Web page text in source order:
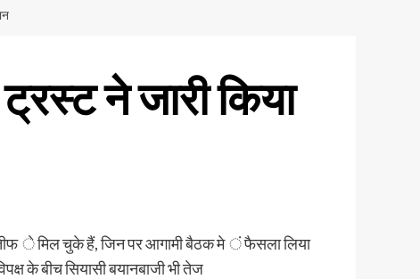
ने जारी किया
मिल चुके हैं, जिन पर आगामी बैठक मे ं फैसला लिया
के बीच सियासी बयानबाजी भी तेज